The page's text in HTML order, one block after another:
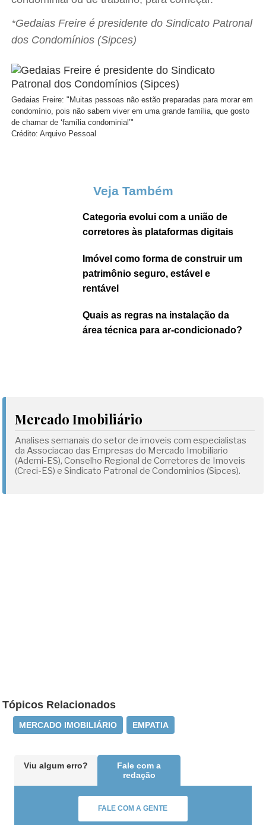
*Gedaias Freire é presidente do Sindicato Patronal
dos Condomínios (Sipces)
Gedaias Freire: "Muitas pessoas não estão preparadas para morar em
condomínio, pois não sabem viver em uma grande família, que gosto
de chamar de ‘família condominial’"
Crédito: Arquivo Pessoal
Veja Também
Categoria evolui com a união de
corretores às plataformas digitais
Imóvel como forma de construir um
patrimônio seguro, estável e
rentável
Quais as regras na instalação da
área técnica para ar-condicionado?
Mercado Imobiliário
Analises semanais do setor de imoveis com especialistas
da Associacao das Empresas do Mercado Imobiliario
(Ademi-ES), Conselho Regional de Corretores de Imoveis
(Creci-ES) e Sindicato Patronal de Condominios (Sipces).
Tópicos Relacionados
MERCADO IMOBILIÁRIO EMPATIA
Viu algum erro?
Fale com a
redação
FALE COM A GENTE